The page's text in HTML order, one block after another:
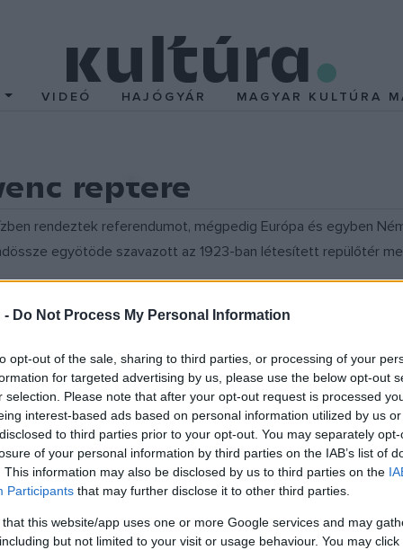
- Do Not Process My Personal Information
opt-out of the sale, sharing to third parties, or processing of your
for targeted advertising by us, please use the below opt-out
selection. Please note that after your opt-out request is processed
interest-based ads based on personal information utilized by us
to third parties prior to your opt-out. You may separately
of your personal information by third parties on the IAB’s list of
This information may also be disclosed by us to third parties on the
Participants that may further disclose it to other third parties.
that this website/app uses one or more Google services and may
but not limited to your visit or usage behaviour. You may
VIDEÓ HAJÓGYÁR MAGYAR KULTÚRA
reptere
rendeztek referendumot, mégpedig Európa és egyben
egyötöde szavazott az 1923-ban létesített repülőtér
irányított berlini szenátus már az év elején a
kezdeményezett annak megakadályozása érdekében.
egyben a világ egyik leghíresebb zsidó örökségvédője
után egyértelművé vált, hogy elsősorban az
jogosultak 25 százalékát jelentő 610 ezer szavazatot.
sikere sem akadályozhatta volna meg. A referendum
pedig a népszavazás előestéjén ismételten kijelentette,